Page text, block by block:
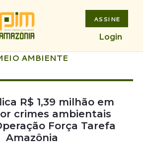
ASSINE
Login
AMBIENTE
R$ 1,39 milhão em
crimes ambientais
Força Tarefa
Amazônia